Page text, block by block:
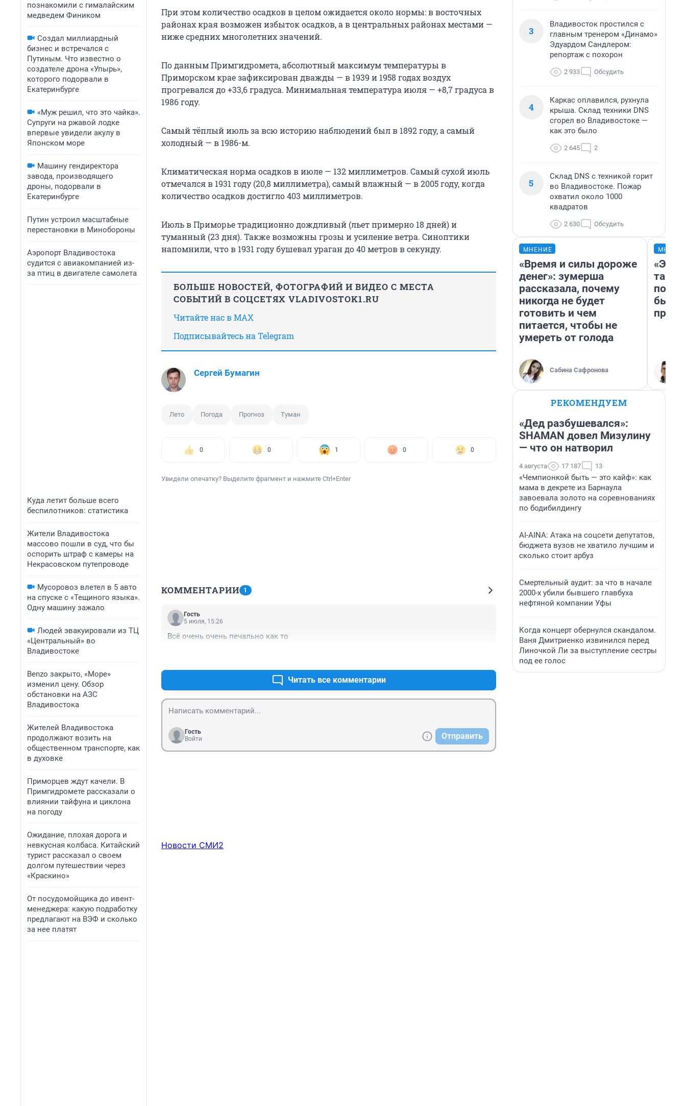
познакомили с гималайским
медведем Фиником
Создал миллиардный
бизнес и встречался с
Путиным. Что известно о
создателе дрона «Упырь»,
которого подорвали в
Екатеринбурге
«Муж решил, что это чайка».
Супруги на ржавой лодке
впервые увидели акулу в
Японском море
Машину гендиректора
завода, производящего
дроны, подорвали в
Екатеринбурге
Путин устроил масштабные
перестановки в Минобороны
Аэропорт Владивостока
судится с авиакомпанией из-
за птиц в двигателе самолета
Куда летит больше всего
беспилотников: статистика
Жители Владивостока
массово пошли в суд, что бы
оспорить штраф с камеры на
Некрасовском путепроводе
Мусоровоз влетел в 5 авто
на спуске с «Тещиного языка».
Одну машину зажало
Людей эвакуировали из ТЦ
«Центральный» во
Владивостоке
Benzo закрыто, «Море»
изменил цену. Обзор
обстановки на АЗС
Владивостока
Жителей Владивостока
продолжают возить на
общественном транспорте, как
в духовке
Приморцев ждут качели. В
Примгидромете рассказали о
влиянии тайфуна и циклона
на погоду
Ожидание, плохая дорога и
невкусная колбаса. Китайский
турист рассказал о своем
долгом путешествии через
«Краскино»
От посудомойщика до ивент-
менеджера: какую подработку
предлагают на ВЭФ и сколько
за нее платят
При этом количество осадков в целом ожидается около нормы: в восточных
районах края возможен избыток осадков, а в центральных районах местами —
ниже средних многолетних значений.
По данным Примгидромета, абсолютный максимум температуры в
Приморском крае зафиксирован дважды — в 1939 и 1958 годах воздух
прогревался до +33,6 градуса. Минимальная температура июля — +8,7 градуса в
1986 году.
Самый тёплый июль за всю историю наблюдений был в 1892 году, а самый
холодный — в 1986-м.
Климатическая норма осадков в июле — 132 миллиметров. Самый сухой июль
отмечался в 1931 году (20,8 миллиметра), самый влажный — в 2005 году, когда
количество осадков достигло 403 миллиметров.
Июль в Приморье традиционно дождливый (льет примерно 18 дней) и
туманный (23 дня). Также возможны грозы и усиление ветра. Синоптики
напомнили, что в 1931 году бушевал ураган до 40 метров в секунду.
БОЛЬШЕ НОВОСТЕЙ, ФОТОГРАФИЙ И ВИДЕО С МЕСТА
СОБЫТИЙ В СОЦСЕТЯХ VLADIVOSTOK1.RU
Читайте нас в MAX
Подписывайтесь на Telegram
Сергей Бумагин
Лето Погода Прогноз Туман
0 0 1 0 0
Увидели опечатку? Выделите фрагмент и нажмите Ctrl+Enter
КОММЕНТАРИИ 1
Гость
5 июля, 15:26
Всё очень очень печально как то
Читать все комментарии
Гость
Войти
Отправить
Новости СМИ2
3
Владивосток простился с
главным тренером «Динамо»
Эдуардом Сандлером:
репортаж с похорон
2 933 Обсудить
4
Каркас оплавился, рухнула
крыша. Склад техники DNS
сгорел во Владивостоке —
как это было
2 645 2
5
Склад DNS с техникой горит
во Владивостоке. Пожар
охватил около 1000
квадратов
2 630 Обсудить
МНЕНИЕ
«Время и силы дороже
денег»: зумерша
рассказала, почему
никогда не будет
готовить и чем
питается, чтобы не
умереть от голода
Сабина Сафронова
«Это
так
был
РЕКОМЕНДУЕМ
«Дед разбушевался»:
SHAMAN довел Мизулину
— что он натворил
4 августа 17 187 13
«Чемпионкой быть — это кайф»: как
мама в декрете из Барнаула
завоевала золото на соревнованиях
по бодибилдингу
AI-AINA: Атака на соцсети депутатов,
бюджета вузов не хватило лучшим и
сколько стоит арбуз
Смертельный аудит: за что в начале
2000-х убили бывшего главбуха
нефтяной компании Уфы
Когда концерт обернулся скандалом.
Ваня Дмитриенко извинился перед
Линочкой Ли за выступление сестры
под ее голос